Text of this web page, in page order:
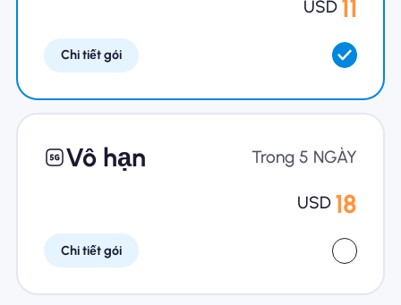
Cho doanh nghiệp
USD 11
Chi tiết gói
Vô hạn Trong 5 NGÀY
USD 18
Chi tiết gói